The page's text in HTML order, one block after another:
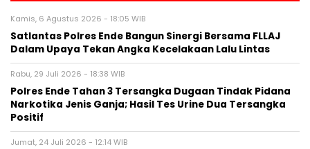
Kamis, 6 Agustus 2026 - 18:05 WIB
Satlantas Polres Ende Bangun Sinergi Bersama FLLAJ
Dalam Upaya Tekan Angka Kecelakaan Lalu Lintas
Rabu, 29 Juli 2026 - 18:38 WIB
Polres Ende Tahan 3 Tersangka Dugaan Tindak Pidana
Narkotika Jenis Ganja; Hasil Tes Urine Dua Tersangka
Positif
Jumat, 24 Juli 2026 - 12:14 WIB